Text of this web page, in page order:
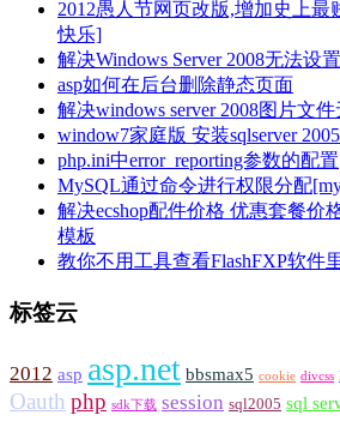
2012愚人节网页改版,增加史上
快乐]
解决Windows Server 2008无法设
asp如何在后台删除静态页面
解决windows server 2008图片文
window7家庭版 安装sqlserver
php.ini中error_reporting参数的配置
MySQL通过命令进行权限分配
解决ecshop配件价格 优惠套餐价
模板
教你不用工具查看FlashFXP软件
标签云
2012 asp asp.net bbsmax5 cookie divcss
Oauth php sdk下载 session sql2005 sql